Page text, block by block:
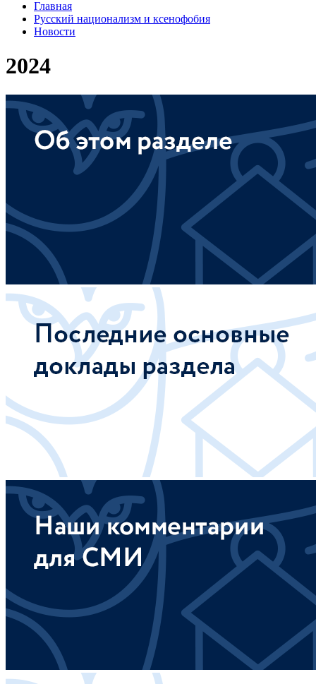
Главная
Русский национализм и ксенофобия
Новости
2024